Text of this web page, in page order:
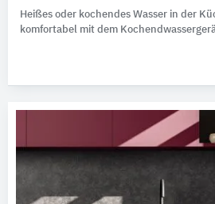
Heißes oder kochendes Wasser in der
komfortabel mit dem